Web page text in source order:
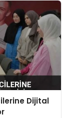
Dijital